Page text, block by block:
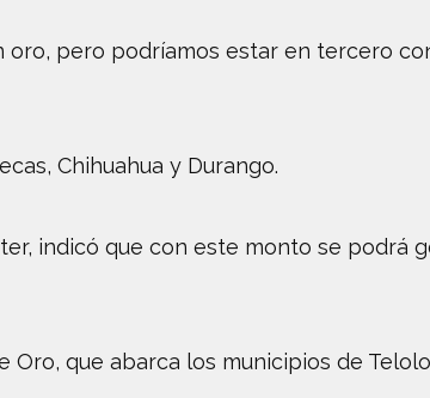
pero podríamos estar en tercero
Chihuahua y Durango.
indicó que con este monto se podrá
que abarca los municipios de